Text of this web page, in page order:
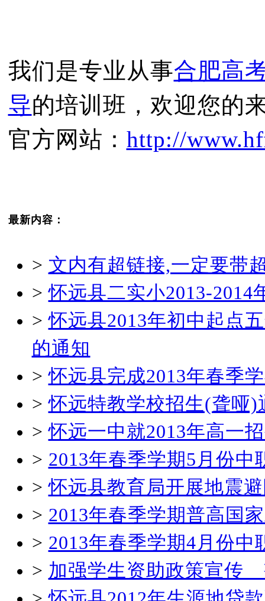
我们是专业从事合肥高
导的培训班，欢迎您的
官方网站： http://
最新内容：
> 文内有超链接,一定要带
>怀远县二实小2013-2014
>怀远县2013年初中起点
的通知
>怀远县完成2013年春季
>怀远特教学校招生(聋哑)
>怀远一中就2013年高一
> 2013年春季学期5月份中
>怀远县教育局开展地震
> 2013年春季学期普高国
> 2013年春季学期4月份
> 加强学生资助政策宣传